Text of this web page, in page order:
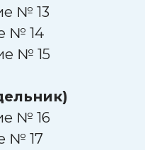
№ 13
№ 14
№ 15
№ 16
№ 17